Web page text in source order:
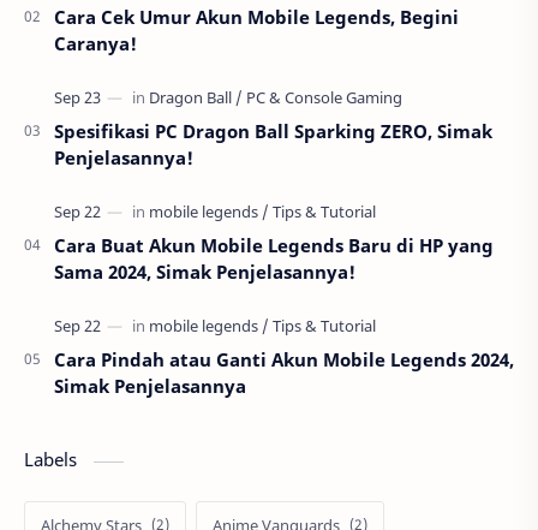
Cara Cek Umur Akun Mobile Legends, Begini
Caranya!
Spesifikasi PC Dragon Ball Sparking ZERO, Simak
Penjelasannya!
Cara Buat Akun Mobile Legends Baru di HP yang
Sama 2024, Simak Penjelasannya!
Cara Pindah atau Ganti Akun Mobile Legends 2024,
Simak Penjelasannya
Labels
Alchemy Stars Anime Vanguards